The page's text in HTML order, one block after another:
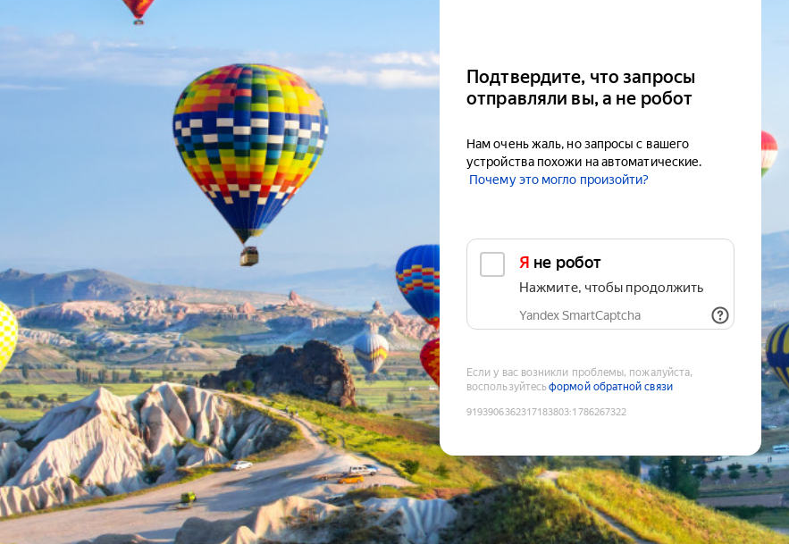
Подтвердите, что запросы
отправляли вы, а не робот
Нам очень жаль, но запросы с вашего
устройства похожи на автоматические.
Почему это могло произойти?
Я не робот
Нажмите, чтобы продолжить
Yandex SmartCaptcha
Если у вас возникли проблемы, пожалуйста,
воспользуйтесьформой обратной связи
9193906362317183803:1786267322